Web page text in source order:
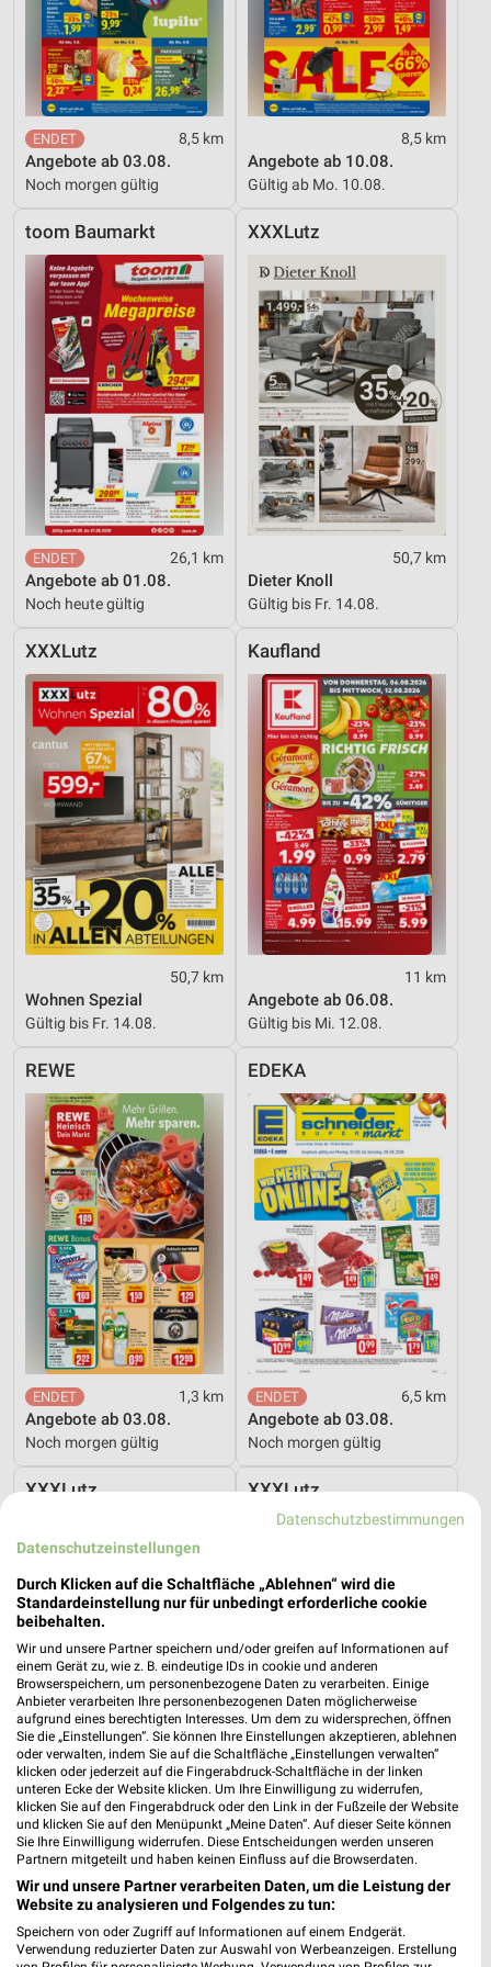
8,5 km
Angebote ab 03.08.
Noch morgen gültig
8,5 km
Angebote ab 10.08.
Gültig ab Mo. 10.08.
toom Baumarkt
26,1 km
Angebote ab 01.08.
Noch heute gültig
XXXLutz
50,7 km
Dieter Knoll
Gültig bis Fr. 14.08.
XXXLutz
50,7 km
Wohnen Spezial
Gültig bis Fr. 14.08.
Kaufland
11 km
Angebote ab 06.08.
Gültig bis Mi. 12.08.
REWE
1,3 km
Angebote ab 03.08.
Noch morgen gültig
EDEKA
6,5 km
Angebote ab 03.08.
Noch morgen gültig
XXXLutz
50,7 km
Badezimmer-Testerinnen
Noch heute gültig
XXXLutz
50,7 km
Büro Spezial
Gültig bis Fr. 14.08.
XXXLutz XXXLutz
Datenschutzbestimmungen
Datenschutzeinstellungen
Durch Klicken auf die Schaltfläche „Ablehnen“ wird die
Standardeinstellung nur für unbedingt erforderliche cookie
beibehalten.
Wir und unsere Partner speichern und/oder greifen auf Informationen auf
einem Gerät zu, wie z. B. eindeutige IDs in cookie und anderen
Browserspeichern, um personenbezogene Daten zu verarbeiten. Einige
Anbieter verarbeiten Ihre personenbezogenen Daten möglicherweise
aufgrund eines berechtigten Interesses. Um dem zu widersprechen, öffnen
Sie die „Einstellungen“. Sie können Ihre Einstellungen akzeptieren, ablehnen
oder verwalten, indem Sie auf die Schaltfläche „Einstellungen verwalten“
klicken oder jederzeit auf die Fingerabdruck-Schaltfläche in der linken
unteren Ecke der Website klicken. Um Ihre Einwilligung zu widerrufen,
klicken Sie auf den Fingerabdruck oder den Link in der Fußzeile der Website
und klicken Sie auf den Menüpunkt „Meine Daten“. Auf dieser Seite können
Sie Ihre Einwilligung widerrufen. Diese Entscheidungen werden unseren
Partnern mitgeteilt und haben keinen Einfluss auf die Browserdaten.
Wir und unsere Partner verarbeiten Daten, um die Leistung der
Website zu analysieren und Folgendes zu tun:
Speichern von oder Zugriff auf Informationen auf einem Endgerät.
Verwendung reduzierter Daten zur Auswahl von Werbeanzeigen. Erstellung